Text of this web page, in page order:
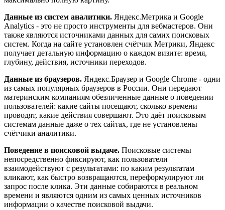
Данные из систем аналитики. Яндекс.Метрика и Google
Analytics - это не просто инструменты для вебмастеров. Они
также являются источниками данных для самих поисковых
систем. Когда на сайте установлен счётчик Метрики, Яндекс
получает детальную информацию о каждом визите: время,
глубину, действия, источники переходов.
Данные из браузеров. Яндекс.Браузер и Google Chrome - одни
из самых популярных браузеров в России. Они передают
материнским компаниям обезличенные данные о поведении
пользователей: какие сайты посещают, сколько времени
проводят, какие действия совершают. Это даёт поисковым
системам данные даже о тех сайтах, где не установлены
счётчики аналитики.
Поведение в поисковой выдаче. Поисковые системы
непосредственно фиксируют, как пользователи
взаимодействуют с результатами: по каким результатам
кликают, как быстро возвращаются, переформулируют ли
запрос после клика. Эти данные собираются в реальном
времени и являются одним из самых ценных источников
информации о качестве поисковой выдачи.